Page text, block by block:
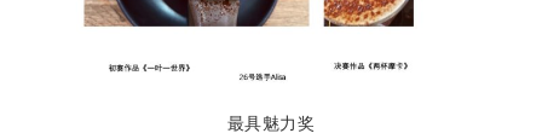
最具魅力奖